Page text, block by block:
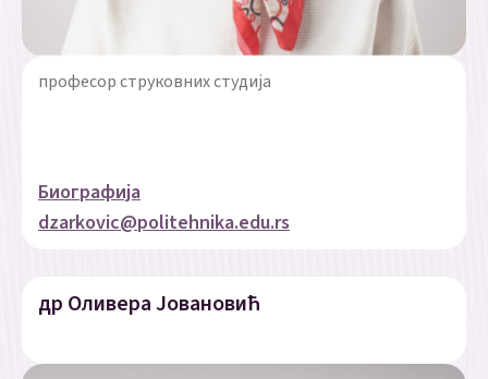
професор струковних студија
Биографија
dzarkovic@politehnika.edu.rs
др Оливера Јовановић